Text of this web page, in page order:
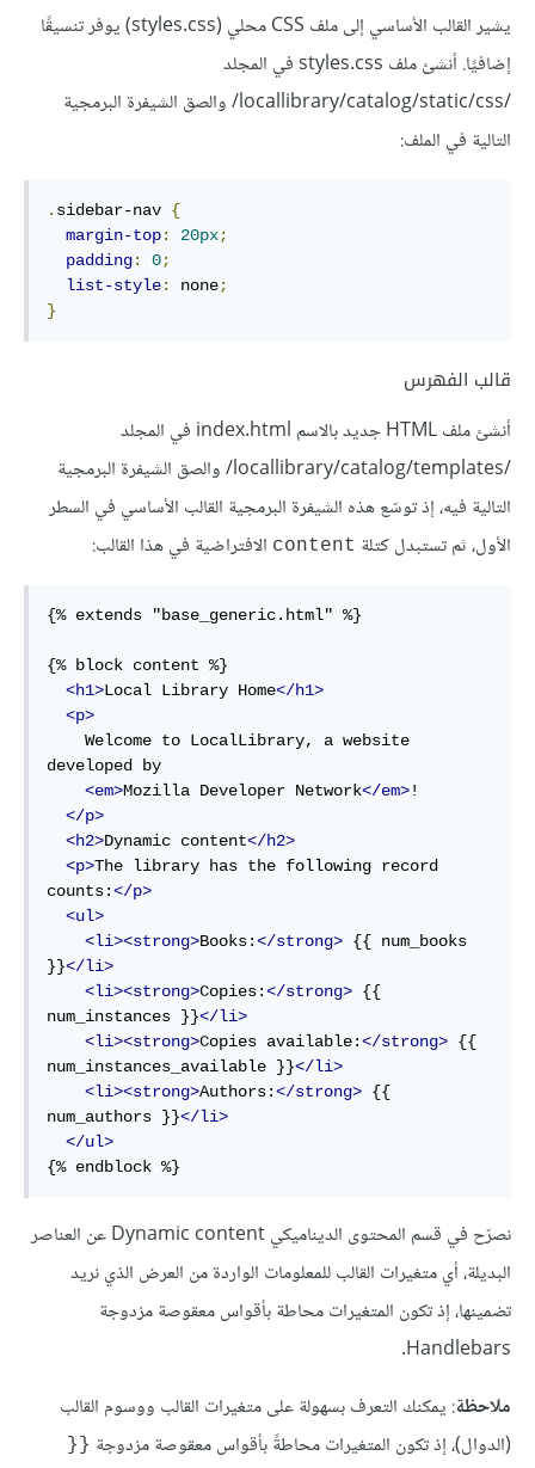
يشير القالب الأساسي إلى ملف CSS محلي (styles.css) يوفر تنسيقًا
إضافيًا. أنشئ ملف styles.css في المجلد
/locallibrary/catalog/static/css/ والصق الشيفرة البرمجية
التالية في الملف:
. sidebar-nav {
margin-top: 20px;
padding: 0;
list-style: none;
}
قالب الفهرس
أنشئ ملف HTML جديد بالاسم index.html في المجلد
/locallibrary/catalog/templates/ والصق الشيفرة البرمجية
التالية فيه، إذ توسّع هذه الشيفرة البرمجية القالب الأساسي في السطر
الأول، ثم تستبدل كتلة content الافتراضية في هذا القالب:
{% extends "base_generic.html" %}
{% block content %}
<h1>Local Library Home</h1>
<p>
developed by
<em>Mozilla Developer Network</em>!
</p>
<h2>Dynamic content</h2>
<p>The library has the following record
counts:</p>
<ul>
<li><strong>Books:</strong> {{ num_books
}}</li>
<li><strong>Copies:</strong> {{
num_instances }}</li>
<li><strong>Copies available:</strong> {{
num_instances_available }}</li>
<li><strong>Authors:</strong> {{
num_authors }}</li>
</ul>
{% endblock %}
نصرّح في قسم المحتوى الديناميكي Dynamic content عن العناصر
البديلة، أي متغيرات القالب للمعلومات الواردة من العرض الذي نريد
تضمينها، إذ تكون المتغيرات محاطة بأقواس معقوصة مزدوجة
Handlebars.
ملاحظة: يمكنك التعرف بسهولة على متغيرات القالب ووسوم القالب
(الدوال)، إذ تكون المتغيرات محاطةً بأقواس معقوصة مزدوجة